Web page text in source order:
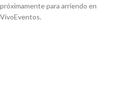
próximamente para arriendo en
VivoEventos.